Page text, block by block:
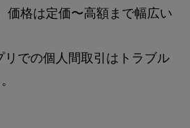
価格は定価〜高額まで幅広い
での個人間取引はトラブル